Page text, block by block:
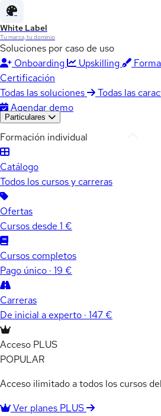
White Label
Tu marca, tu dominio
Soluciones por caso de uso
Onboarding
Upskilling
Certificación
Todas las soluciones
Todas las
Agendar demo
Particulares
Formación individual
Catálogo
Todos los cursos y carreras
Ofertas
Cursos desde 1 €
Cursos completos
Pago único · 19 €
Carreras
De inicial a experto · 147 €
Acceso PLUS
POPULAR
Acceso ilimitado a todos los cursos
Ver planes PLUS